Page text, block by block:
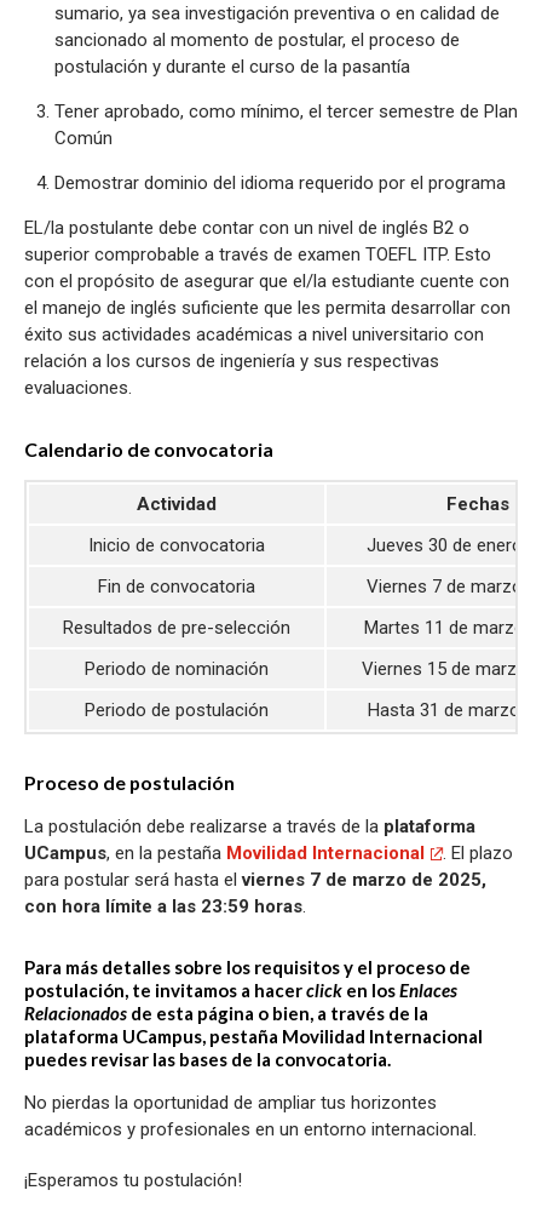
sumario, ya sea investigación preventiva o en calidad de
sancionado al momento de postular, el proceso de
postulación y durante el curso de la pasantía
Tener aprobado, como mínimo, el tercer semestre de Plan
Común
Demostrar dominio del idioma requerido por el programa
EL/la postulante debe contar con un nivel de inglés B2 o
superior comprobable a través de examen TOEFL ITP. Esto
con el propósito de asegurar que el/la estudiante cuente con
el manejo de inglés suficiente que les permita desarrollar con
éxito sus actividades académicas a nivel universitario con
relación a los cursos de ingeniería y sus respectivas
evaluaciones.
Calendario de convocatoria
Actividad
Fechas
Inicio de convocatoria
Jueves 30 de enero
Fin de convocatoria
Viernes 7 de marzo
Resultados de pre-selección
Martes 11 de marzo
Periodo de nominación
Viernes 15 de marzo
Periodo de postulación
Hasta 31 de marzo
Proceso de postulación
La postulación debe realizarse a través de la plataforma
UCampus, en la pestaña Movilidad Internacional
. El plazo
para postular será hasta el viernes 7 de marzo de 2025,
con hora límite a las 23:59 horas.
Para más detalles sobre los requisitos y el proceso de
postulación, te invitamos a hacerclick en losEnlaces
Relacionados de esta página o bien, a través de la
plataforma UCampus, pestaña Movilidad Internacional
puedes revisar las bases de la convocatoria.
No pierdas la oportunidad de ampliar tus horizontes
académicos y profesionales en un entorno internacional.
¡Esperamos tu postulación!